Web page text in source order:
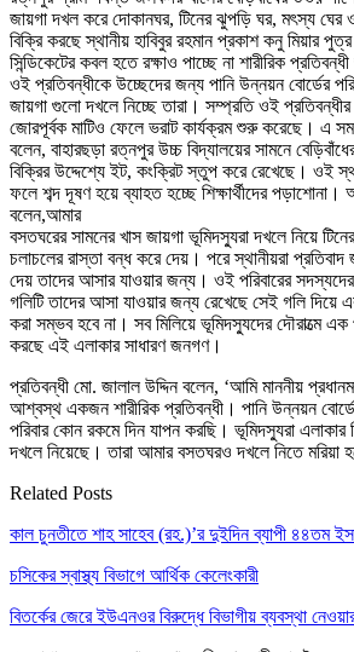
জায়গা দখল করে দোকানঘর, টিনের ঝুপড়ি ঘর, মৎস্য ঘের ও
বিক্রি করছে স্থানীয় হাবিবুর রহমান প্রকাশ কনু মিয়ার
সিন্ডিকেটের কবল হতে রক্ষাও পাচ্ছে না শারীরিক
ওই প্রতিবন্ধীকে উচ্ছেদের জন্য পানি উন্নয়ন বোর্ডের
জায়গা গুলো দখলে নিচ্ছে তারা। সম্প্রতি ওই প্রতিবন্ধীর
জোরপূর্বক মাটিও ফেলে ভরাট কার্যক্রম শুরু করেছে। এ
বলেন, বাহারছড়া রত্নপুর উচ্চ বিদ্যালয়ের সামনে
বিক্রির উদ্দেশ্যে ইট, কংক্রিট স্তুপ করে রেখেছে। ওই
ফলে শব্দ দূষণ হয়ে ব্যাহত হচ্ছে শিক্ষার্থীদের পড়াশোনা।
বলেন,আমার
বসতঘরের সামনের খাস জায়গা ভূমিদস্যুরা দখলে নিয়ে
চলাচলের রাস্তা বন্ধ করে দেয়। পরে স্থানীয়রা
দেয় তাদের আসার যাওয়ার জন্য। ওই পরিবারের
গলিটি তাদের আসা যাওয়ার জন্য রেখেছে সেই গলি
করা সম্ভব হবে না। সব মিলিয়ে ভূমিদস্যুদের দৌরাত্মে
করছে এই এলাকার সাধারণ জনগণ।
প্রতিবন্ধী মো. জালাল উদ্দিন বলেন, ‘আমি মাননীয়
আশ্বস্থ একজন শারীরিক প্রতিবন্ধী। পানি উন্নয়ন
পরিবার কোন রকমে দিন যাপন করছি। ভূমিদস্যুরা এলাকার
দখলে নিয়েছে। তারা আমার বসতঘরও দখলে নিতে মরিয়া
Related Posts
কাল চুনতীতে শাহ সাহেব (রহ.)’র দুইদিন ব্যাপী ৪৪তম
চসিকের স্বাস্থ্য বিভাগে আর্থিক কেলেংকারী
বিতর্কের জেরে ইউএনওর বিরুদ্ধে বিভাগীয় ব্যবস্থা নেওয়ার